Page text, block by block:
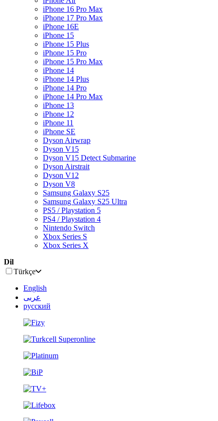
iPhone 16 Pro Max
iPhone 17 Pro Max
iPhone 16E
iPhone 15
iPhone 15 Plus
iPhone 15 Pro
iPhone 15 Pro Max
iPhone 14
iPhone 14 Plus
iPhone 14 Pro
iPhone 14 Pro Max
iPhone 13
iPhone 12
iPhone 11
iPhone SE
Dyson Airwrap
Dyson V15
Dyson V15 Detect Submarine
Dyson Airstrait
Dyson V12
Dyson V8
Samsung Galaxy S25
Samsung Galaxy S25 Ultra
PS5 / Playstation 5
PS4 / Playstation 4
Nintendo Switch
Xbox Series S
Xbox Series X
Dil
Türkçe
English
عربى
русский